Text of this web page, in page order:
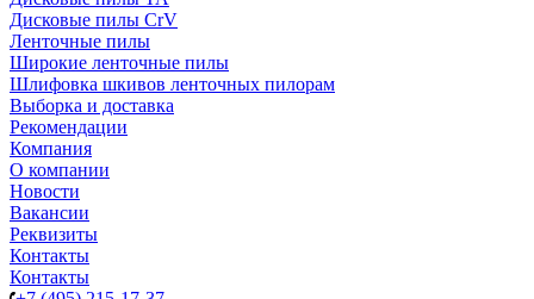
Дисковые пилы CrV
Ленточные пилы
Широкие ленточные пилы
Шлифовка шкивов ленточных пилорам
Выборка и доставка
Рекомендации
Компания
О компании
Новости
Вакансии
Реквизиты
Контакты
Контакты